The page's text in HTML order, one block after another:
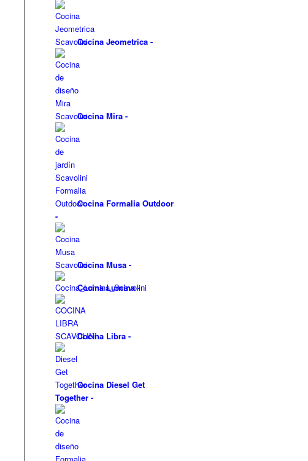
Cocina Jeometrica -
Cocina Mira -
Cocina Formalia Outdoor
-
Cocina Musa -
Cocina Lumina-
Cocina Libra -
Cocina Diesel Get
Together -